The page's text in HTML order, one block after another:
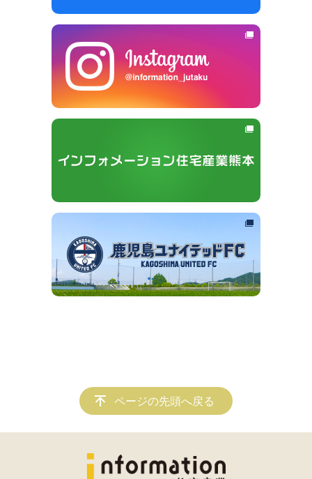
ページの先頭へ戻る